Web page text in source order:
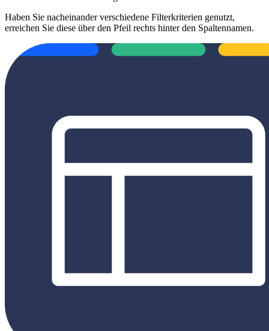
Haben Sie nacheinander verschiedene Filterkriterien genutzt,
erreichen Sie diese über den Pfeil rechts hinter den Spaltennamen.